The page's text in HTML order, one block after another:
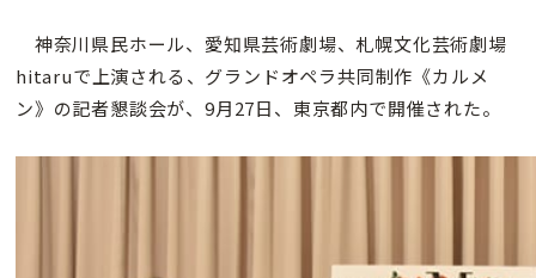
神奈川県民ホール、愛知県芸術劇場、札幌文化芸術劇場
hitaruで上演される、グランドオペラ共同制作《カルメ
ン》の記者懇談会が、9月27日、東京都内で開催された。